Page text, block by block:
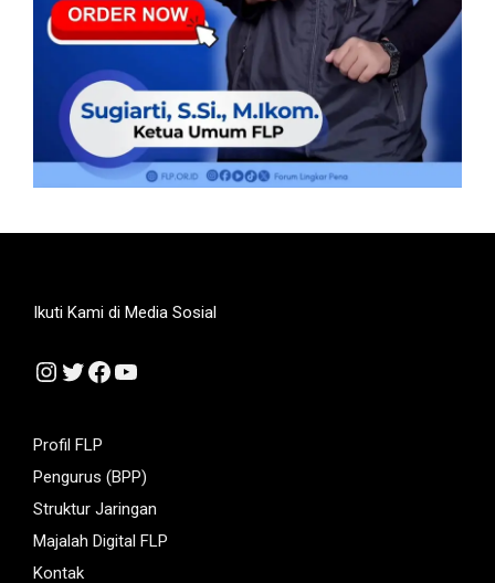
Ikuti Kami di Media Sosial
Instagram
Twitter
Facebook
YouTube
Profil FLP
Pengurus (BPP)
Struktur Jaringan
Majalah Digital FLP
Kontak